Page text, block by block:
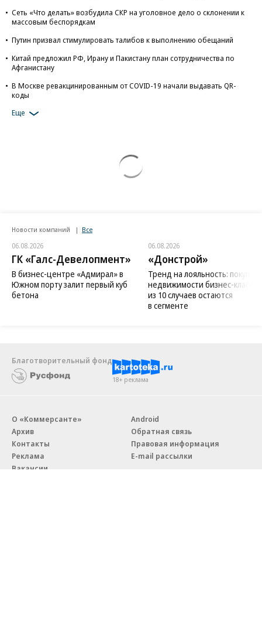
Сеть «Что делать» возбудила СКР на уголовное дело о склонении к
массовым беспорядкам
Путин призвал стимулировать талибов к выполнению обещаний
Китай предложил РФ, Ирану и Пакистану план сотрудничества по
Афганистану
В Москве ревакцинированным от COVID-19 начали выдавать QR-
коды
Еще
Новости компаний Все
06.08.2026
ГК «Галс-Девелопмент»
В бизнес-центре «Адмирал» в
Южном порту залит первый куб
бетона
06.08.2026
«Донстрой»
Тренд на лояльность:
недвижимости бизнес-класса
из 10 случаев остаются
в сегменте
Благотворительный фонд
18+ реклама
О «Коммерсанте»
Архив
Контакты
Реклама
Вакансии
Android
Обратная связь
Правовая информация
E-mail рассылки